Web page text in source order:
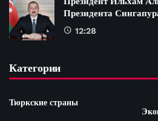
Президента
12:28
Категории
Тюркские страны